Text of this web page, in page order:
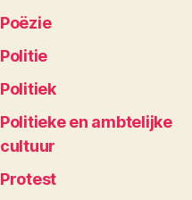
Poëzie
Politie
Politiek
Politieke en ambtelijke
cultuur
Protest